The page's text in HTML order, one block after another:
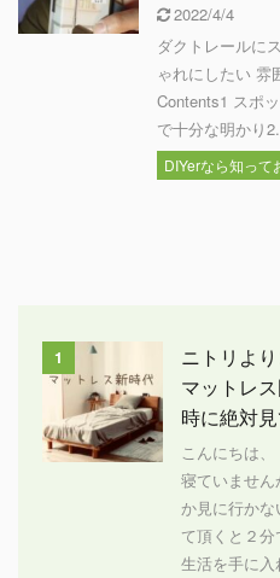
2022/4/4
ダクトレールに
ゃれにしたい 雰
Contents1 スポ
で十分な明かり
DIYerなら知って
1
ニトリよ
マットレ
時に絶対見
こんにちは
寝ていませ
か見に行かな
て頂くと２
生活を手に